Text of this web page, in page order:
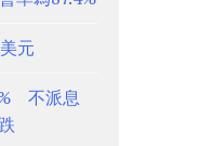
元
不派息